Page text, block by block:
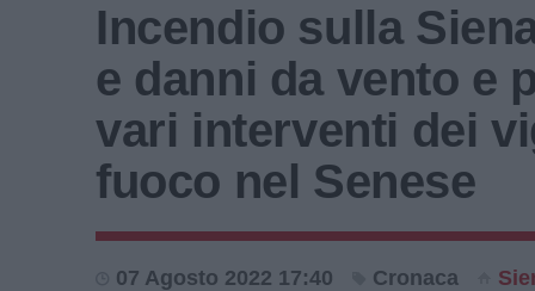
Incendio sulla
e danni da vento e
vari interventi dei
fuoco nel Senese
07 Agosto 2022 17:40 Cronaca